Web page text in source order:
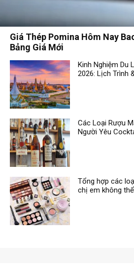
Giá Thép Pomina Hôm Nay
Bảng Giá Mới
Kinh Nghiệm Du
2026: Lịch Trình
Các Loại Rượu
Người Yêu
Tổng hợp các
chị em không